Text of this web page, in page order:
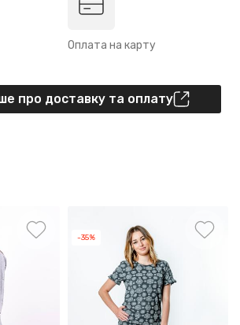
Оплата на карту
про доставку та оплату
-35%